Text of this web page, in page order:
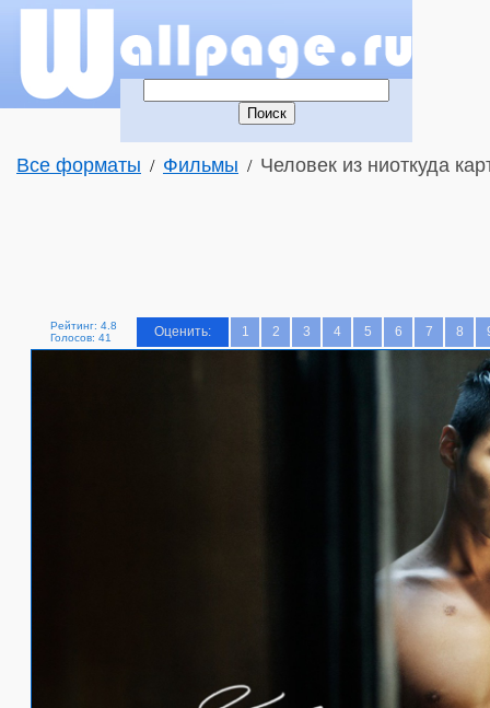
Все форматы / Фильмы / Человек из ниоткуда
Рейтинг: 4.8
Голосов: 41
Оценить: 1 2 3 4 5 6 7 8